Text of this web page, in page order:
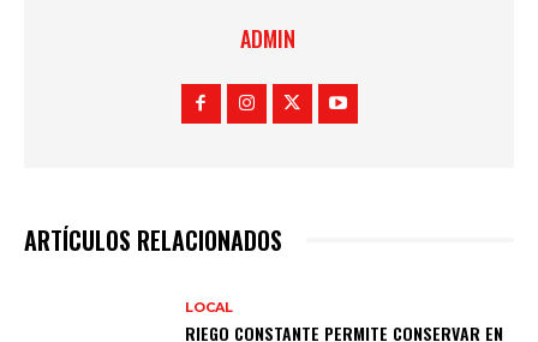
ADMIN
ARTÍCULOS RELACIONADOS
LOCAL
RIEGO CONSTANTE PERMITE CONSERVAR EN